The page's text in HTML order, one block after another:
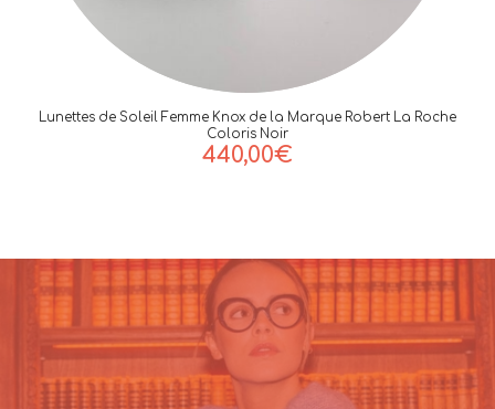
Lunettes de Soleil Femme Knox de la Marque Robert La Roche
Coloris Noir
440,00€